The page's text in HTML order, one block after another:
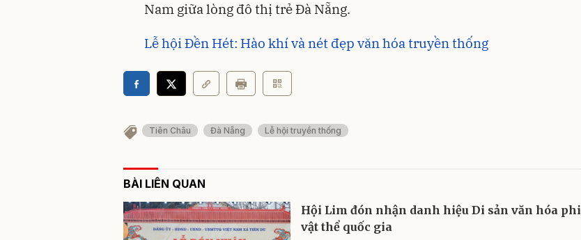
Nam giữa lòng đô thị trẻ Đà Nẵng.
Lễ hội Đền Hét: Hào khí và nét đẹp văn hóa truyền thống
Tiên Châu Đà Nẵng Lễ hội truyền thống
BÀI LIÊN QUAN
Hội Lim đón nhận danh hiệu Di sản văn hóa phi
vật thể quốc gia